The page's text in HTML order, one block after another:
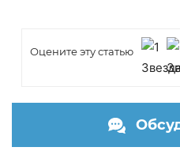
Оцените эту статью